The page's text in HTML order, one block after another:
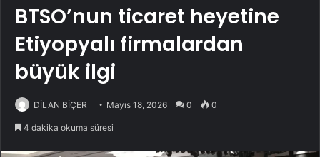
BTSO’nun ticaret heyetine
Etiyopyalı firmalardan
büyük ilgi
DİLAN BİÇER Mayıs 18, 2026 0 0
4 dakika okuma süresi